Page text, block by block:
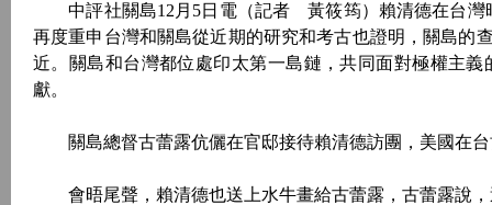
中評社關島12月5日電（記者 黃筱筠）賴清德在台灣
再度重申台灣和關島從近期的研究和考古也證明，關島的
近。關島和台灣都位處印太第一島鏈，共同面對極權主
獻。
關島總督古蕾露伉儷在官邸接待賴清德訪團，美國在台
會晤尾聲，賴清德也送上水牛畫給古蕾露，古蕾露說，